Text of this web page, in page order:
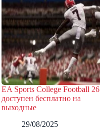
EA Sports College Football 26
доступен бесплатно на
выходные
29/08/2025